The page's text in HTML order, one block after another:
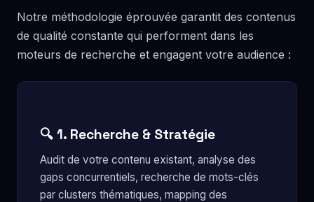
Notre méthodologie éprouvée garantit des contenus
de qualité constante qui performent dans les
moteurs de recherche et engagent votre audience :
🔍 1. Recherche & Stratégie
Audit de votre contenu existant, analyse des
gaps concurrentiels, recherche de mots-clés
par clusters thématiques, mapping des